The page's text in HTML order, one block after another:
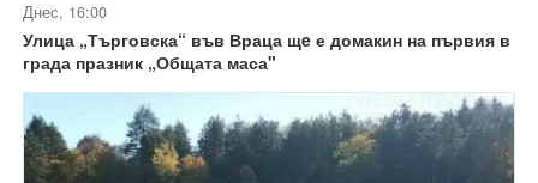
Днес, 16:00
Улица „Търговска“ във Враца щe е домакин на първия в
града празник „Общата маса"